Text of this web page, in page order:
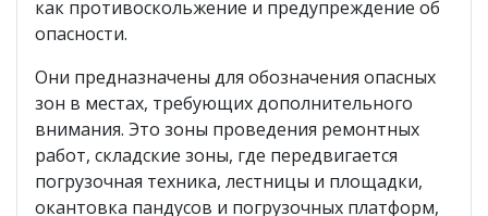
как противоскольжение и предупреждение об
опасности.
Они предназначены для обозначения опасных
зон в местах, требующих дополнительного
внимания. Это зоны проведения ремонтных
работ, складские зоны, где передвигается
погрузочная техника, лестницы и площадки,
окантовка пандусов и погрузочных платформ,